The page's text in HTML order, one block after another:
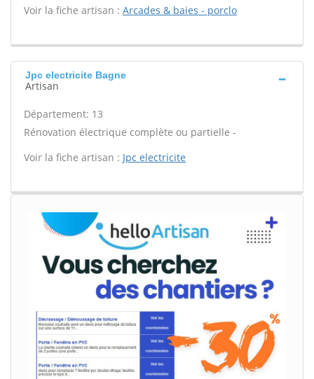
Voir la fiche artisan : Arcades & baies - porclo
Jpc electricite Bagne
Artisan
Département: 13
Rénovation électrique complète ou partielle -
Voir la fiche artisan : Jpc electricite